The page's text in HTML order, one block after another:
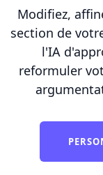
Modifiez,
section de
l'IA
reformuler